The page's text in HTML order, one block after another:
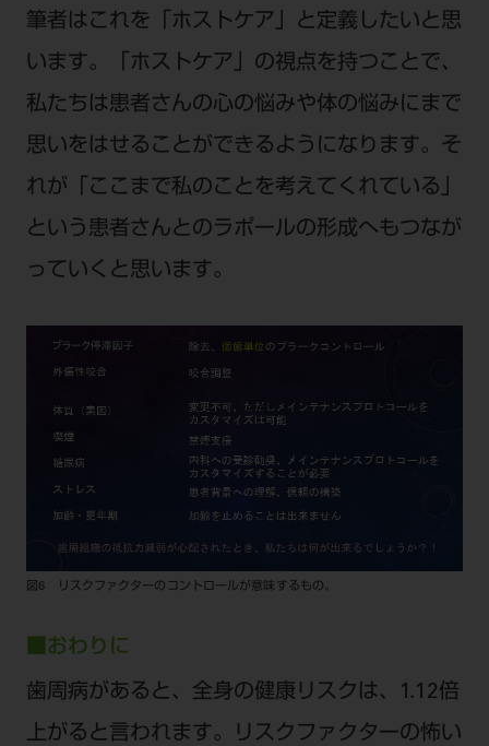
筆者はこれを「ホストケア」と定義したいと思
います。「ホストケア」の視点を持つことで、
私たちは患者さんの心の悩みや体の悩みにまで
思いをはせることができるようになります。そ
れが「ここまで私のことを考えてくれている」
という患者さんとのラポールの形成へもつなが
っていくと思います。
図6 リスクファクターのコントロールが意味するもの。
■おわりに
歯周病があると、全身の健康リスクは、1.12倍
上がると言われます。リスクファクターの怖い